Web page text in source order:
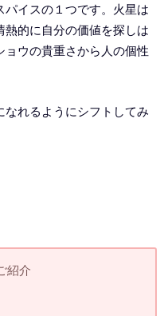
イスの１つです。火星は
的に自分の価値を探しは
ョウの貴重さから人の個性
れるようにシフトしてみ
紹介